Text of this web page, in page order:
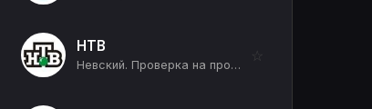
НТВ
Невский. Проверка на прочность (Фото на память) (16+)
☆